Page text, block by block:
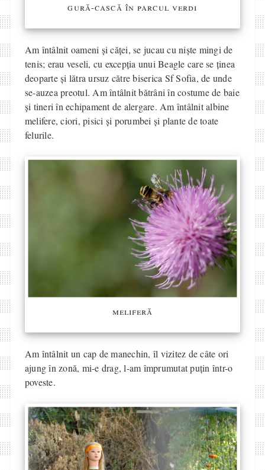
gură-cască în parcul verdi
Am întâlnit oameni și căței, se jucau cu niște mingi de
tenis; erau veseli, cu excepția unui Beagle care se ținea
deoparte și lătra ursuz către biserica Sf Sofia, de unde
se-auzea preotul. Am întâlnit bătrâni în costume de baie
și tineri în echipament de alergare. Am întâlnit albine
melifere, ciori, pisici și porumbei și plante de toate
felurile.
meliferă
Am întâlnit un cap de manechin, îl vizitez de câte ori
ajung în zonă, mi-e drag, l-am împrumutat puțin într-o
poveste.